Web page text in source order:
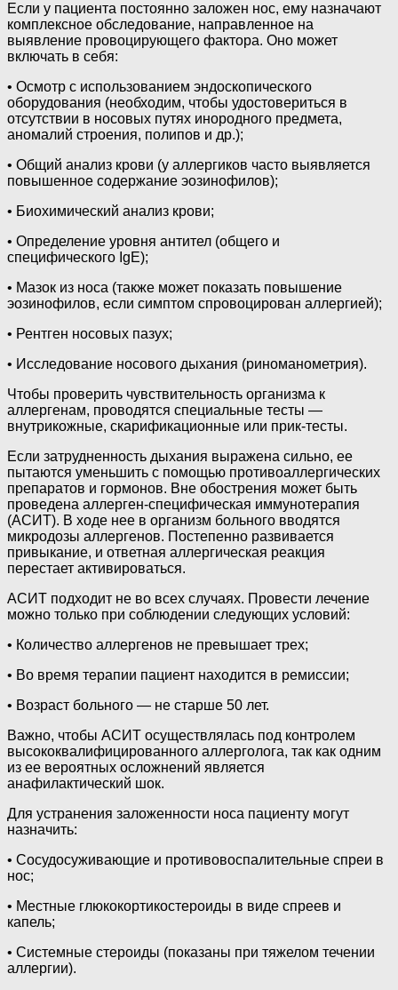
Если у пациента постоянно заложен нос, ему назначают
комплексное обследование, направленное на
выявление провоцирующего фактора. Оно может
включать в себя:
• Осмотр с использованием эндоскопического
оборудования (необходим, чтобы удостовериться в
отсутствии в носовых путях инородного предмета,
аномалий строения, полипов и др.);
• Общий анализ крови (у аллергиков часто выявляется
повышенное содержание эозинофилов);
• Биохимический анализ крови;
• Определение уровня антител (общего и
специфического IgE);
• Мазок из носа (также может показать повышение
эозинофилов, если симптом спровоцирован аллергией);
• Рентген носовых пазух;
• Исследование носового дыхания (риноманометрия).
Чтобы проверить чувствительность организма к
аллергенам, проводятся специальные тесты —
внутрикожные, скарификационные или прик-тесты.
Если затрудненность дыхания выражена сильно, ее
пытаются уменьшить с помощью противоаллергических
препаратов и гормонов. Вне обострения может быть
проведена аллерген-специфическая иммунотерапия
(АСИТ). В ходе нее в организм больного вводятся
микродозы аллергенов. Постепенно развивается
привыкание, и ответная аллергическая реакция
перестает активироваться.
АСИТ подходит не во всех случаях. Провести лечение
можно только при соблюдении следующих условий:
• Количество аллергенов не превышает трех;
• Во время терапии пациент находится в ремиссии;
• Возраст больного — не старше 50 лет.
Важно, чтобы АСИТ осуществлялась под контролем
высококвалифицированного аллерголога, так как одним
из ее вероятных осложнений является
анафилактический шок.
Для устранения заложенности носа пациенту могут
назначить:
• Сосудосуживающие и противовоспалительные спреи в
нос;
• Местные глюкокортикостероиды в виде спреев и
капель;
• Системные стероиды (показаны при тяжелом течении
аллергии).